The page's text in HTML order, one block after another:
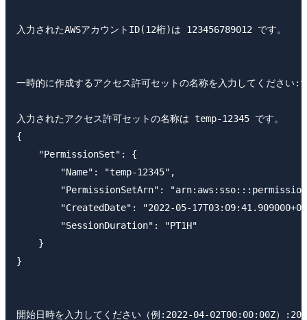
入力されたAWSアカウントID(12桁)は 123456789012 です。
一時的に作成するアクセス許可セットの名称を入力してください
入力されたアクセス許可セットの名称は temp-12345 です。
{
    "PermissionSet": {
        "Name": "temp-12345",
"PermissionSetArn":
"CreatedDate": "2022-05-
        "SessionDuration": "PT1H"
    }
}
開始日時を入力してください（例:2022-04-02T00:00:00Z）